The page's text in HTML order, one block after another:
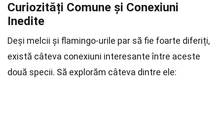
Curiozități Comune și Conexiuni
Inedite
Deși melcii și flamingo-urile par să fie foarte diferiți,
există câteva conexiuni interesante între aceste
două specii. Să explorăm câteva dintre ele: